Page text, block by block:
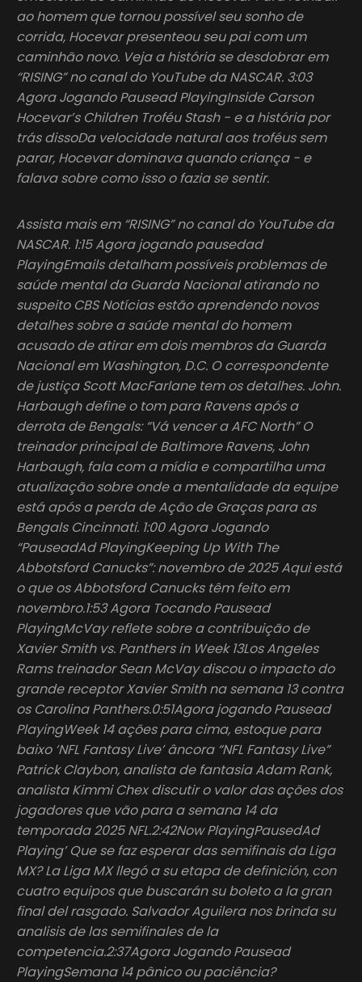
ao homem que tornou possível seu sonho de
corrida, Hocevar presenteou seu pai com um
caminhão novo. Veja a história se desdobrar em
“RISING” no canal do YouTube da NASCAR. 3:03
Agora Jogando Pausead PlayingInside Carson
Hocevar’s Children Troféu Stash - e a história por
trás dissoDa velocidade natural aos troféus sem
parar, Hocevar dominava quando criança - e
falava sobre como isso o fazia se sentir.
Assista mais em “RISING” no canal do YouTube da
NASCAR. 1:15 Agora jogando pausedad
PlayingEmails detalham possíveis problemas de
saúde mental da Guarda Nacional atirando no
suspeito CBS Notícias estão aprendendo novos
detalhes sobre a saúde mental do homem
acusado de atirar em dois membros da Guarda
Nacional em Washington, D.C. O correspondente
de justiça Scott MacFarlane tem os detalhes. John.
Harbaugh define o tom para Ravens após a
derrota de Bengals: “Vá vencer a AFC North” O
treinador principal de Baltimore Ravens, John
Harbaugh, fala com a mídia e compartilha uma
atualização sobre onde a mentalidade da equipe
está após a perda de Ação de Graças para as
Bengals Cincinnati. 1:00 Agora Jogando
“PauseadAd PlayingKeeping Up With The
Abbotsford Canucks”: novembro de 2025 Aqui está
o que os Abbotsford Canucks têm feito em
novembro.1:53 Agora Tocando Pausead
PlayingMcVay reflete sobre a contribuição de
Xavier Smith vs. Panthers in Week 13Los Angeles
Rams treinador Sean McVay discou o impacto do
grande receptor Xavier Smith na semana 13 contra
os Carolina Panthers.0:51Agora jogando Pausead
PlayingWeek 14 ações para cima, estoque para
baixo ‘NFL Fantasy Live’ âncora “NFL Fantasy Live”
Patrick Claybon, analista de fantasia Adam Rank,
analista Kimmi Chex discutir o valor das ações dos
jogadores que vão para a semana 14 da
temporada 2025 NFL.2:42Now PlayingPausedAd
Playing’ Que se faz esperar das semifinais da Liga
MX? La Liga MX llegó a su etapa de definición, con
cuatro equipos que buscarán su boleto a la gran
final del rasgado. Salvador Aguilera nos brinda su
analisis de las semifinales de la
competencia.2:37Agora Jogando Pausead
PlayingSemana 14 pânico ou paciência?